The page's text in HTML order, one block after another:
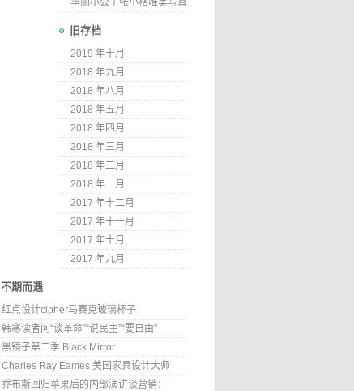
华丽小公主张小格唯美写真
旧存档
2019 年十月
2018 年九月
2018 年八月
2018 年五月
2018 年四月
2018 年三月
2018 年二月
2018 年一月
2017 年十二月
2017 年十一月
2017 年十月
2017 年九月
不期而遇
红点设计cipher马赛克玻璃杯子
韩寒读者问“谈革命”“说民主”“要自由”
黑镜子第二季 Black Mirror
Charles Ray Eames 美国家具设计大师
乔布斯回归苹果后的内部演讲谈营销：